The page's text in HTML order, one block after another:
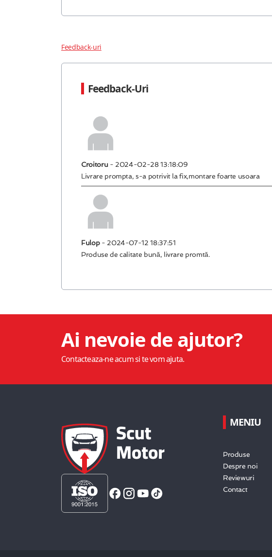
Feedback-uri
Feedback-Uri
Croitoru - 2024-02-28 13:18:09
Livrare prompta, s-a potrivit la fix,montare foarte usoara
Fulop - 2024-07-12 18:37:51
Produse de calitate bună, livrare promtă.
Ai nevoie de ajutor?
Contacteaza-ne acum si te vom ajuta.
MENIU
Produse
Despre noi
Reviewuri
Contact